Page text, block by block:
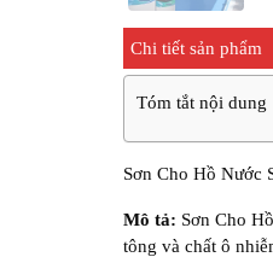
Chi tiết sản phẩm
Tóm tắt nội dung
Sơn Cho Hồ Nước
Mô tả: Sơn Cho
tông và chất ô